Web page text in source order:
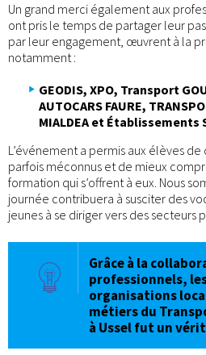
Un grand merci également aux
ont pris le temps de partager leur
par leur engagement, œuvrent à la
notamment :
GEODIS, XPO, Transport
AUTOCARS FAURE,
MIALDEA et Établissements
L’événement a permis aux élèves
parfois méconnus et de mieux
formation qui s’offrent à eux. Nous
journée contribuera à susciter des
jeunes à se diriger vers des secteurs
Grâce à la
professionnels,
organisations
métiers du
à Ussel fut un